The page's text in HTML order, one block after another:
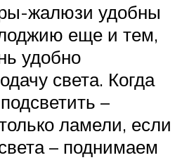
жалюзи удобны
еще и тем,
удобно
света. Когда
–
ламели, если
– поднимаем